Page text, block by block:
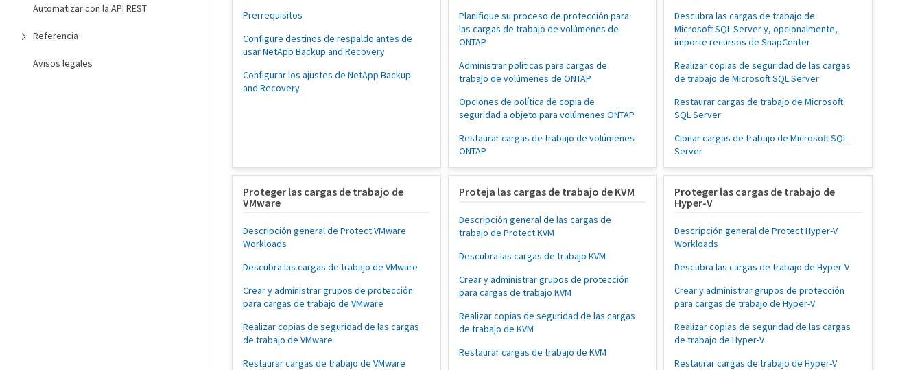
Automatizar con la API REST
Referencia
Avisos legales
Prerrequisitos
Configure destinos de respaldo antes de
usar NetApp Backup and Recovery
Configurar los ajustes de NetApp Backup
and Recovery
Planifique su proceso de protección para
las cargas de trabajo de volúmenes de
ONTAP
Administrar políticas para cargas de
trabajo de volúmenes de ONTAP
Opciones de política de copia de
seguridad a objeto para volúmenes ONTAP
Restaurar cargas de trabajo de volúmenes
ONTAP
Descubra las cargas de trabajo de
Microsoft SQL Server y, opcionalmente,
importe recursos de SnapCenter
Realizar copias de seguridad de las cargas
de trabajo de Microsoft SQL Server
Restaurar cargas de trabajo de Microsoft
SQL Server
Clonar cargas de trabajo de Microsoft SQL
Server
Proteger las cargas de trabajo de
VMware
Descripción general de Protect VMware
Workloads
Descubra las cargas de trabajo de VMware
Crear y administrar grupos de protección
para cargas de trabajo de VMware
Realizar copias de seguridad de las cargas
de trabajo de VMware
Restaurar cargas de trabajo de VMware
Proteja las cargas de trabajo de KVM
Descripción general de las cargas de
trabajo de Protect KVM
Descubra las cargas de trabajo KVM
Crear y administrar grupos de protección
para cargas de trabajo KVM
Realizar copias de seguridad de las cargas
de trabajo de KVM
Restaurar cargas de trabajo de KVM
Proteger las cargas de trabajo de
Hyper-V
Descripción general de Protect Hyper-V
Workloads
Descubra las cargas de trabajo de Hyper-V
Crear y administrar grupos de protección
para cargas de trabajo de Hyper-V
Realizar copias de seguridad de las cargas
de trabajo de Hyper-V
Restaurar cargas de trabajo de Hyper-V